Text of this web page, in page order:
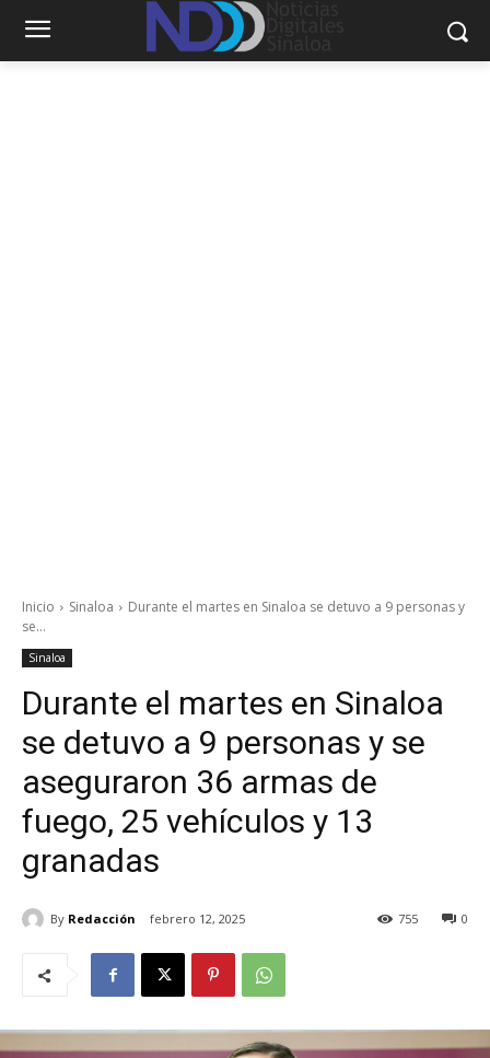
Inicio Sinaloa
Durante el martes en Sinaloa se detuvo a 9 personas y
se...
Sinaloa
Durante el martes en Sinaloa
se detuvo a 9 personas y se
aseguraron 36 armas de
fuego, 25 vehículos y 13
granadas
By Redacción febrero 12, 2025 0
755